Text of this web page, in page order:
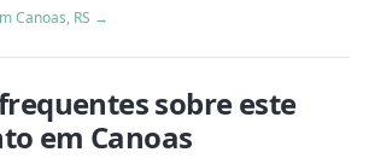
Canoas, RS →
sobre este
em Canoas